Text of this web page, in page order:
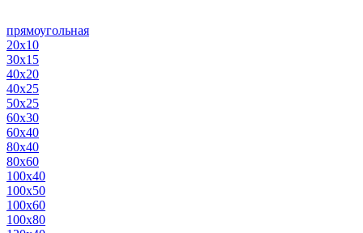
прямоугольная
20х10
30х15
40х20
40х25
50х25
60х30
60х40
80х40
80х60
100х40
100х50
100х60
100х80